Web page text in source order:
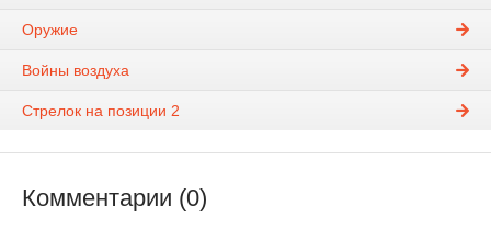
Оружие
Войны воздуха
Стрелок на позиции 2
Комментарии (0)